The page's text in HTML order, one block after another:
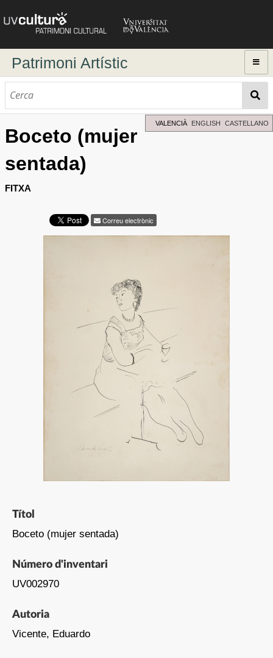
Patrimoni Artístic
Cerca avançada
Directori d'autors
VALENCIÀ ENGLISH CASTELLANO
Boceto (mujer
sentada)
FITXA
Correu electrònic
Títol
Boceto (mujer sentada)
Número d'inventari
UV002970
Autoria
Vicente, Eduardo